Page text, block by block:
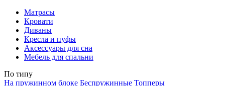
Матрасы
Кровати
Диваны
Кресла и пуфы
Аксессуары для сна
Мебель для спальни
По типу
На пружинном блоке Беспружинные Топперы